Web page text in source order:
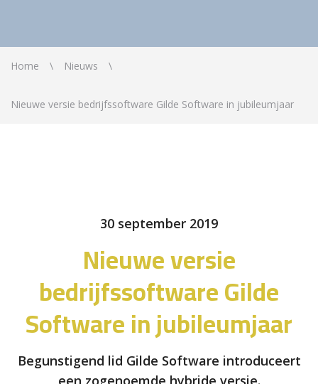
Home Nieuws
Nieuwe versie bedrijfssoftware Gilde Software in jubileumjaar
30 september 2019
Nieuwe versie
bedrijfssoftware Gilde
Software in jubileumjaar
Begunstigend lid Gilde Software introduceert